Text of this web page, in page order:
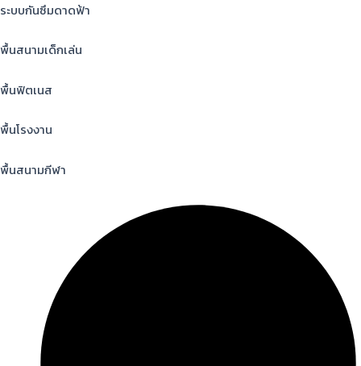
ระบบกันซึมดาดฟ้า
พื้นสนามเด็กเล่น
พื้นฟิตเนส
พื้นโรงงาน
พื้นสนามกีฬา